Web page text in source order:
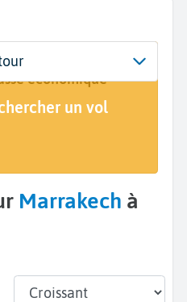
voyage
économique
un vol
Marrakech à